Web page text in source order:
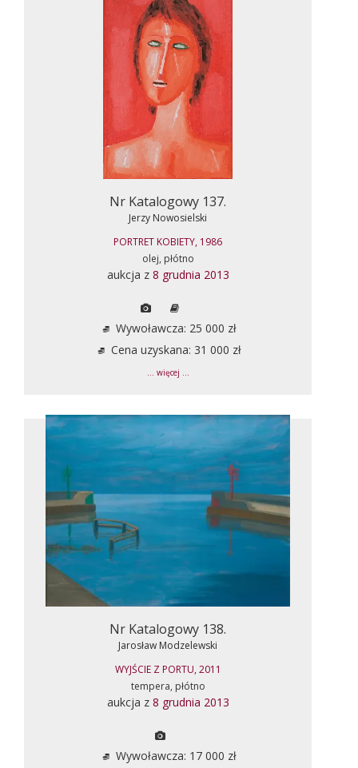
Nr Katalogowy 137.
Jerzy Nowosielski
PORTRET KOBIETY, 1986
olej, płótno
aukcja z 8 grudnia 2013
Wywoławcza: 25 000 zł
Cena uzyskana: 31 000 zł
... więcej ...
Nr Katalogowy 138.
Jarosław Modzelewski
WYJŚCIE Z PORTU, 2011
tempera, płótno
aukcja z 8 grudnia 2013
Wywoławcza: 17 000 zł